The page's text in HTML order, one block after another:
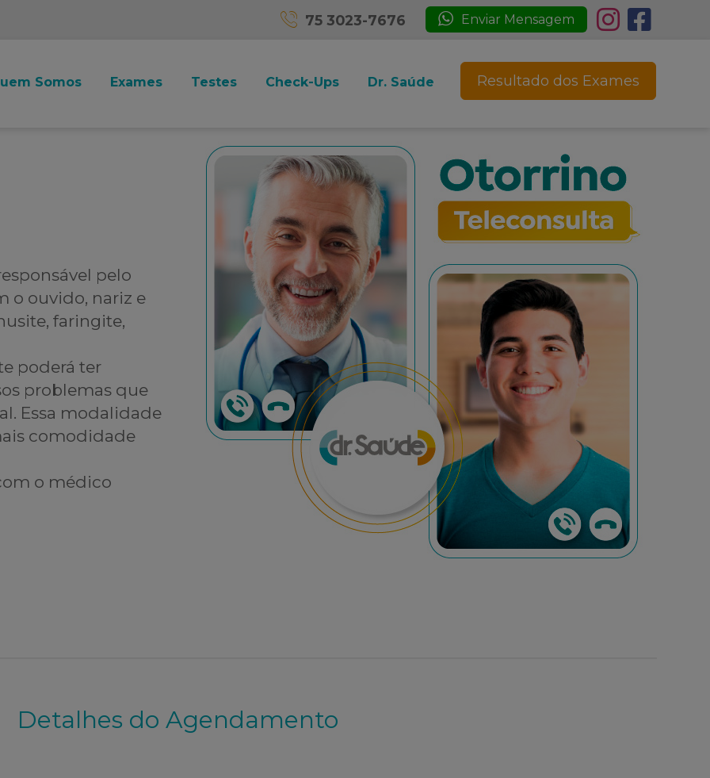
Enviar Mensagem
75 3023-7676
Resultado dos Exames
Somos Exames Testes Check-Ups Dr. Saúde
pelo
o ouvido, nariz e
faringite,
poderá ter
problemas que
Essa modalidade
comodidade
o médico
Detalhes do Agendamento